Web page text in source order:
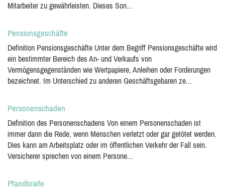
Mitarbeiter zu gewährleisten. Dieses Son...
Pensionsgeschäfte
Definition Pensionsgeschäfte Unter dem Begriff Pensionsgeschäfte wird
ein bestimmter Bereich des An- und Verkaufs von
Vermögensgegenständen wie Wertpapiere, Anleihen oder Forderungen
bezeichnet. Im Unterschied zu anderen Geschäftsgebaren ze...
Personenschaden
Definition des Personenschadens Von einem Personenschaden ist
immer dann die Rede, wenn Menschen verletzt oder gar getötet werden.
Dies kann am Arbeitsplatz oder im öffentlichen Verkehr der Fall sein.
Versicherer sprechen von einem Persone...
Pfandbriefe